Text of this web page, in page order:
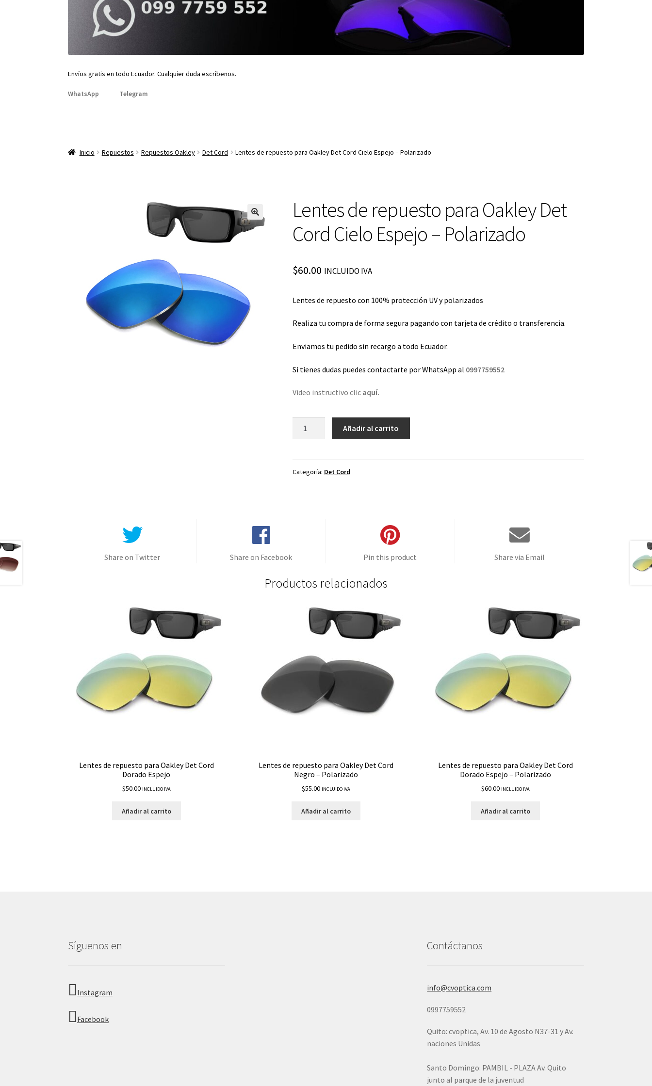
Envíos gratis en todo Ecuador. Cualquier duda escríbenos.
WhatsApp Telegram
Inicio Repuestos Repuestos Oakley Det Cord Lentes de repuesto para Oakley Det Cord Cielo Espejo – Polarizado
Lentes de repuesto para Oakley Det
Cord Cielo Espejo – Polarizado
$60.00 INCLUIDO IVA
Lentes de repuesto con 100% protección UV y polarizados
Realiza tu compra de forma segura pagando con tarjeta de crédito o transferencia.
Enviamos tu pedido sin recargo a todo Ecuador.
Si tienes dudas puedes contactarte por WhatsApp al 0997759552
Video instructivo clic aquí.
Oakley
cantidad
Añadir al carrito
Categoría: Det Cord
Share on Twitter Share on Facebook Pin this product Share via Email
Productos relacionados
Lentes de repuesto para Oakley Det Cord
Dorado Espejo
$50.00 INCLUIDO IVA
Añadir al carrito
Lentes de repuesto para Oakley Det Cord
Negro – Polarizado
$55.00 INCLUIDO IVA
Añadir al carrito
Lentes de repuesto para Oakley Det Cord
Dorado Espejo – Polarizado
$60.00 INCLUIDO IVA
Añadir al carrito
Síguenos en
Instagram
Facebook
Contáctanos
info@cvoptica.com
0997759552
Quito: cvoptica, Av. 10 de Agosto N37-31 y Av.
naciones Unidas
Santo Domingo: PAMBIL - PLAZA Av. Quito
junto al parque de la juventud